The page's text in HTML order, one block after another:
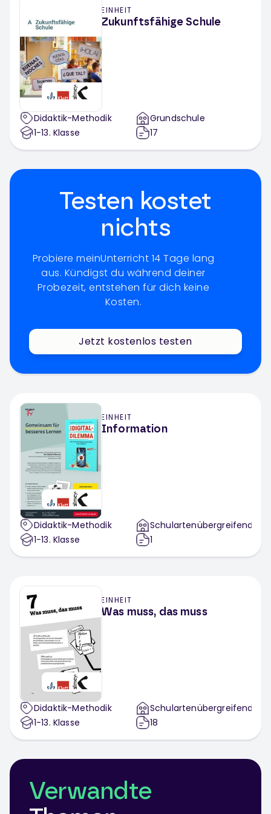
EINHEIT
Zukunftsfähige Schule
Didaktik-Methodik
1-13. Klasse
Grundschule
17
Testen kostet
nichts
Probiere meinUnterricht 14 Tage lang
aus. Kündigst du während deiner
Probezeit, entstehen für dich keine
Kosten.
Jetzt kostenlos testen
EINHEIT
Information
Didaktik-Methodik
1-13. Klasse
Schulartenübergreifend
1
EINHEIT
Was muss, das muss
Didaktik-Methodik
1-13. Klasse
Schulartenübergreifend
18
Verwandte